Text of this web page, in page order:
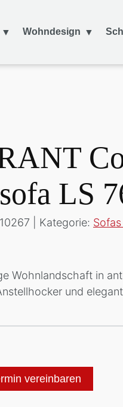
Wohndesign
LS
| Kategorie:
Wohnlandschaft in
und
vereinbaren